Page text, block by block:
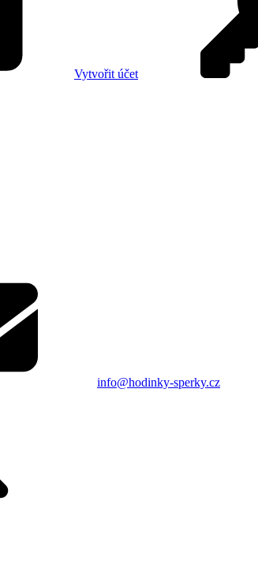
Vytvořit účet
info@hodinky-sperky.cz